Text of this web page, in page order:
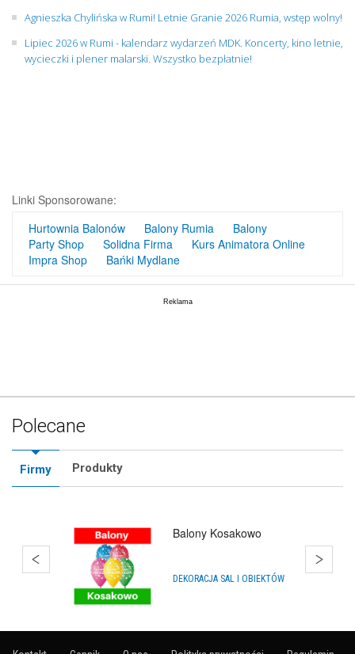
Agnieszka Chylińska w Rumi! Letnie Granie 2026 Rumia, wstęp wolny!
Lipiec 2026 w Rumi - kalendarz wydarzeń MDK. Koncerty, kino letnie,
wycieczki i plener malarski. Wszystko bezpłatnie!
Linki Sponsorowane:
Hurtownia Balonów
Balony Rumia
Balony
Party Shop
Solidna Firma
Kurs Animatora Online
Impra Shop
Bańki Mydlane
Polecane
Firmy Produkty
Balony Kosakowo
DEKORACJA SAL I OBIEKTÓW